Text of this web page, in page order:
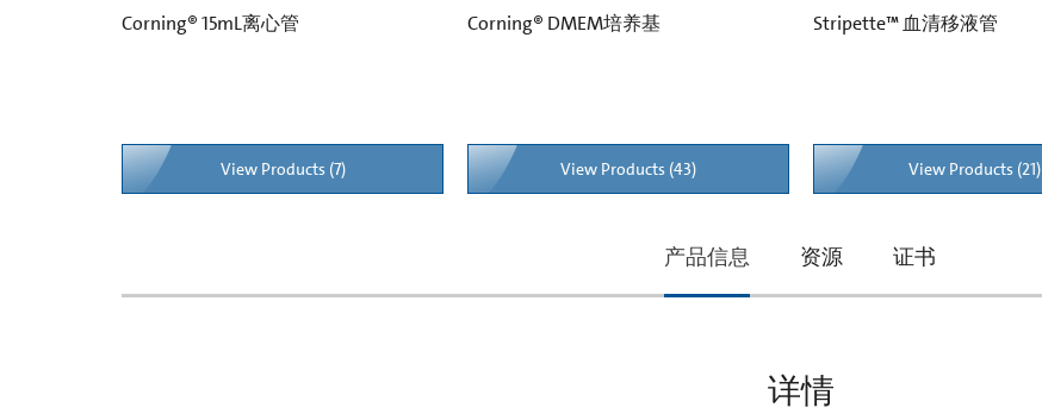
Corning® 15mL离心管
View Products (7)
Corning® DMEM培养基
View Products (43)
Stripette™ 血清移液管
View Products (21)
current
产品信息 资源 证书
详情